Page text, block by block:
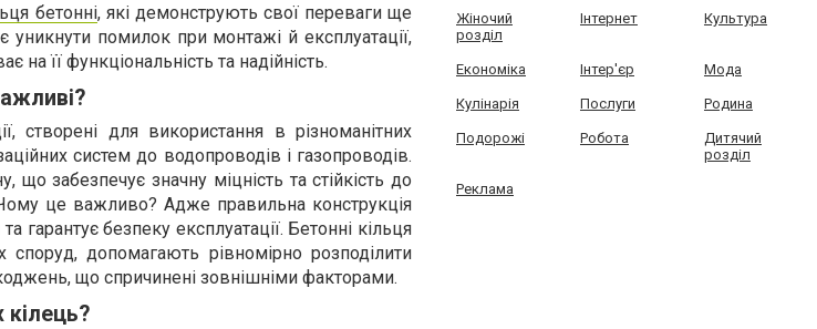
бетонні, які демонструють свої переваги ще
уникнути помилок при монтажі й експлуатації,
на її функціональність та надійність.
створені для використання в різноманітних
систем до водопроводів і газопроводів.
забезпечує значну міцність та стійкість до
це важливо? Адже правильна конструкція
безпеку експлуатації. Бетонні кільця
допомагають рівномірно розподілити
що спричинені зовнішніми факторами.
кілець?
Жіночий
розділ
Інтернет Культура
Економіка Інтер'єр Мода
Кулінарія Послуги Родина
Подорожі Робота
Дитячий
розділ
Реклама